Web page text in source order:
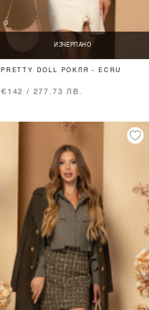
ИЗЧЕРПАНО
PRETTY DOLL РОКЛЯ - ECRU
€142 / 277.73 ЛВ.